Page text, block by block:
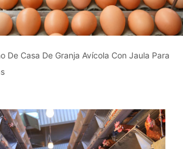
De Casa De Granja Avícola Con Jaula Para